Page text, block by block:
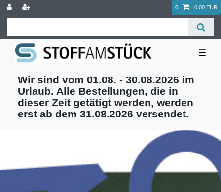
0 0,00 EUR
☰
Wir sind vom 01.08. - 30.08.2026 im
Urlaub. Alle Bestellungen, die in
dieser Zeit getätigt werden, werden
erst ab dem 31.08.2026 versendet.